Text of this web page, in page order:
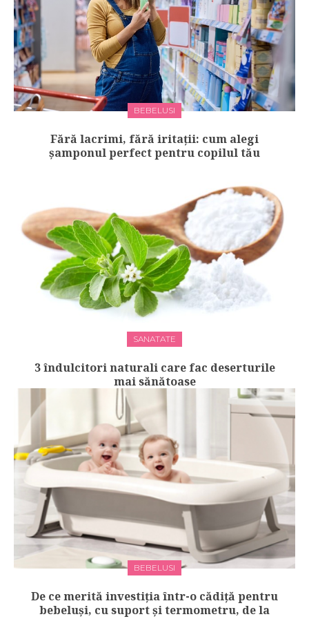
BEBELUSI
Fără lacrimi, fără iritații: cum alegi
șamponul perfect pentru copilul tău
SANATATE
3 îndulcitori naturali care fac deserturile
mai sănătoase
BEBELUSI
De ce merită investiția într-o cădiță pentru
bebeluși, cu suport și termometru, de la